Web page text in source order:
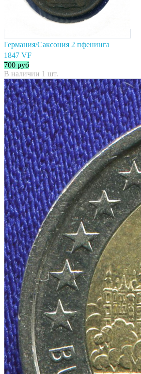
Германия/Саксония 2 пфенинга
1847 VF
700 руб
В наличии 1 шт.